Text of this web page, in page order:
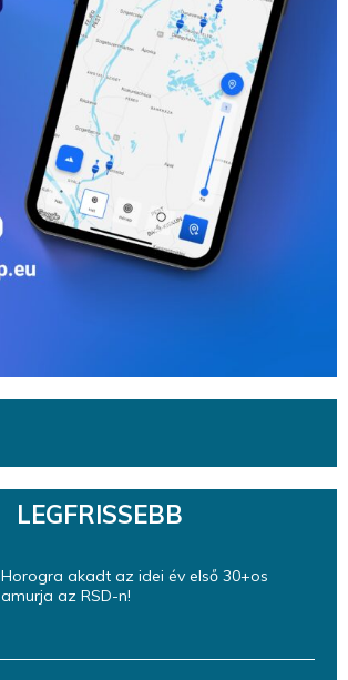
LEGFRISSEBB
Horogra akadt az idei év első 30+os
amurja az RSD-n!